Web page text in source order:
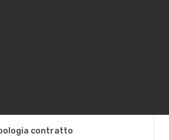
contratto